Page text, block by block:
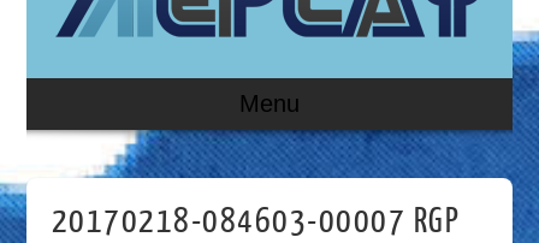
Menu
20170218-084603-00007 RGP